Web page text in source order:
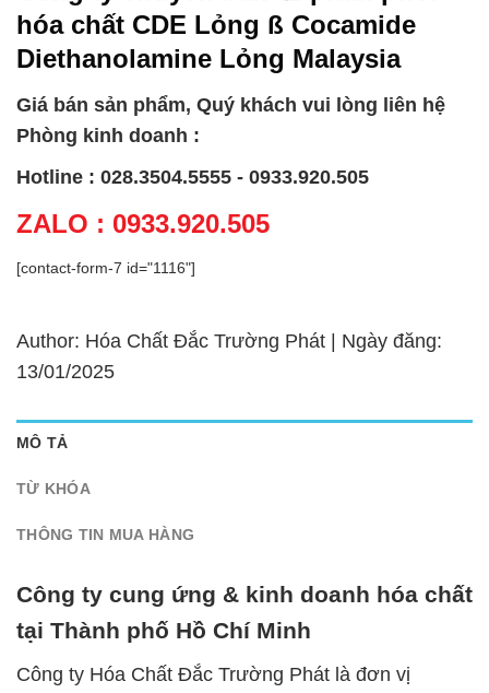
hóa chất CDE Lỏng ß Cocamide
Diethanolamine Lỏng Malaysia
Giá bán sản phẩm, Quý khách vui lòng liên hệ
Phòng kinh doanh :
Hotline : 028.3504.5555 - 0933.920.505
ZALO : 0933.920.505
[contact-form-7 id="1116"]
Author: Hóa Chất Đắc Trường Phát | Ngày đăng:
13/01/2025
MÔ TẢ
TỪ KHÓA
THÔNG TIN MUA HÀNG
Công ty cung ứng & kinh doanh hóa chất
tại Thành phố Hồ Chí Minh
Công ty Hóa Chất Đắc Trường Phát là đơn vị